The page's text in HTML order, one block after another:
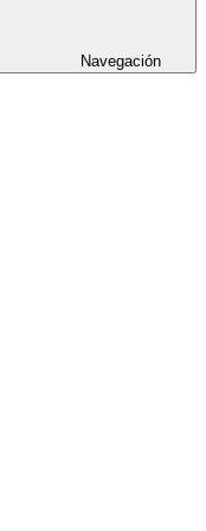
Navegación